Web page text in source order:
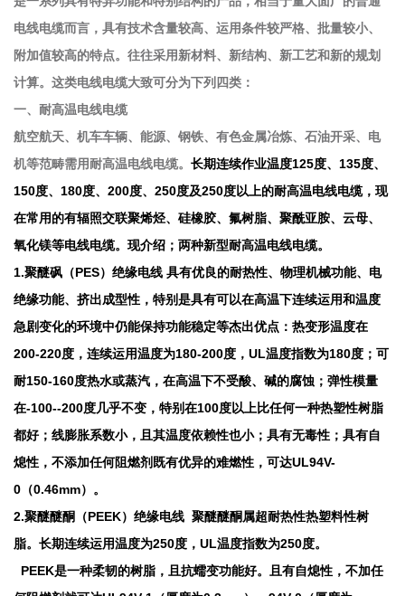
电线电缆而言，具有技术含量较高、运用条件较严格、批量较小、
附加值较高的特点。往往采用新材料、新结构、新工艺和新的规划
计算。这类电线电缆大致可分为下列四类 ：
一、耐高温电线电缆
航空航天、机车车辆、能源、钢铁、有色金属冶炼、石油开采、电
机等范畴需用耐高温电线电缆。 长期连续作业温度125度、135度、
150度、180度、200度、250度及250度以上的耐高温电线电缆，现
在常用的有辐照交联聚烯烃、硅橡胶、氟树脂、聚酰亚胺、云母、
氧化镁等电线电缆。现介绍；两种新型耐高温电线电缆。
1.聚醚砜（PES）绝缘电线 具有优良的耐热性、物理机械功能、电
绝缘功能、挤出成型性，特别是具有可以在高温下连续运用和温度
急剧变化的环境中仍能保持功能稳定等杰出优点：热变形温度在
200-220度，连续运用温度为180-200度，UL温度指数为180度；可
耐150-160度热水或蒸汽，在高温下不受酸、碱的腐蚀；弹性模量
在-100--200度几乎不变，特别在100度以上比任何一种热塑性树脂
都好；线膨胀系数小，且其温度依赖性也小；具有无毒性；具有自
熄性，不添加任何阻燃剂既有优异的难燃性，可达UL94V-
0（0.46mm）。
2.聚醚醚酮（PEEK）绝缘电线 聚醚醚酮属超耐热性热塑料性树
脂。长期连续运用温度为250度，UL温度指数为250度。
PEEK是一种柔韧的树脂，且抗蠕变功能好。且有自熄性，不加任